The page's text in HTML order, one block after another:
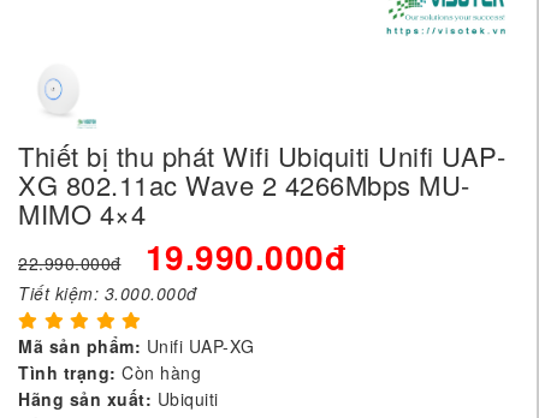
Thiết bị thu phát Wifi Ubiquiti Unifi UAP-
XG 802.11ac Wave 2 4266Mbps MU-
MIMO 4×4
22.990.000đ 19.990.000đ
Tiết kiệm: 3.000.000đ
Mã sản phẩm: Unifi UAP-XG
Tình trạng: Còn hàng
Hãng sản xuất: Ubiquiti